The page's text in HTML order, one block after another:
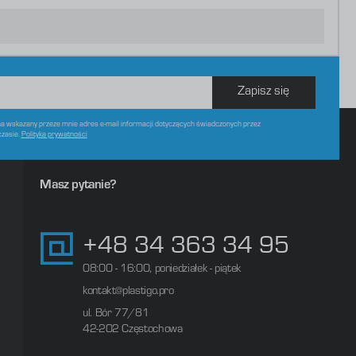
Zapisz się
wskazany przeze mnie adres e-mail informacji dotyczących świadczonych przez
Polityka prywatności
Masz pytanie?
+48 34 363 34 95
08:00 - 16:00, poniedziałek - piątek
kontakt@plastigo.pro
ul. Bór 77/81
42-202 Częstochowa